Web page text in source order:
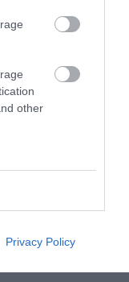
other
Privacy Policy
για τον ΟΠΕΚΕΠΕ